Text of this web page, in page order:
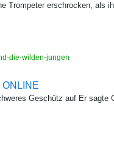
Trompeter erschrocken, als
die-wilden-jungen
ONLINE
Geschütz auf Er sagte